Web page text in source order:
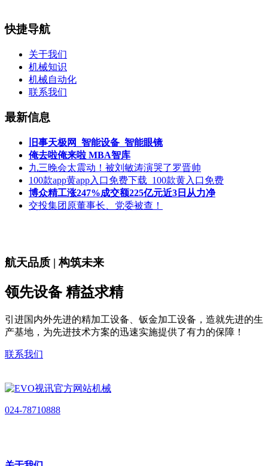
快捷导航
关于我们
机械知识
机械自动化
联系我们
最新信息
旧事天极网_智能设备_智能眼镜
俺去啦俺来啦 MBA智库
九三晚会太震动！被刘敏涛演哭了罗晋帅
100款app黄app入口免费下载_100款黄入口免费
博众精工涨247%成交额225亿元近3日从力净
交投集团原董事长、党委被查！
航天品质 | 构筑未来
领先设备 精益求精
引进国内外先进的精加工设备、钣金加工设备，造就先进的生
产基地，为先进技术方案的迅速实施提供了有力的保障！
联系我们
024-78710888